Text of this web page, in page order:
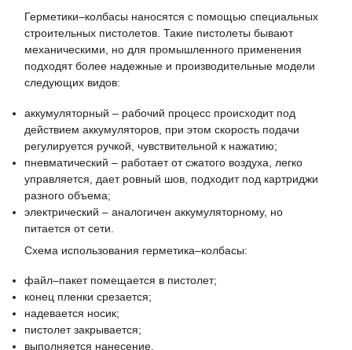
Герметики–колбасы наносятся с помощью специальных
строительных пистолетов. Такие пистолеты бывают
механическими, но для промышленного применения
подходят более надежные и производительные модели
следующих видов:
аккумуляторный – рабочий процесс происходит под
действием аккумуляторов, при этом скорость подачи
регулируется ручкой, чувствительной к нажатию;
пневматический – работает от сжатого воздуха, легко
управляется, дает ровный шов, подходит под картриджи
разного объема;
электрический – аналогичен аккумуляторному, но
питается от сети.
Схема использования герметика–колбасы:
файл–пакет помещается в пистолет;
конец пленки срезается;
надевается носик;
пистолет закрывается;
выполняется нанесение.